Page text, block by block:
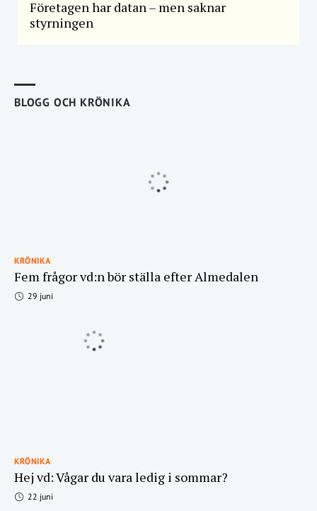
Företagen har datan – men saknar
styrningen
BLOGG OCH KRÖNIKA
KRÖNIKA
Fem frågor vd:n bör ställa efter Almedalen
29 juni
KRÖNIKA
Hej vd: Vågar du vara ledig i sommar?
22 juni